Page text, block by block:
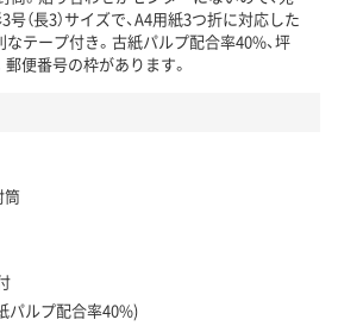
トです。下記商品詳細「
詳細／加点項目
」で確認できます。
（長3）サイズで、A4用紙3つ折に対応した
テープ付き。古紙パルプ配合率40%、坪
郵便番号の枠があります。
筒
パルプ配合率40%)